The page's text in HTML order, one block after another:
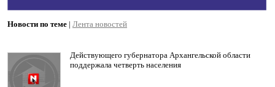
Новости по теме | Лента новостей
Действующего губернатора Архангельской области
поддержала четверть населения